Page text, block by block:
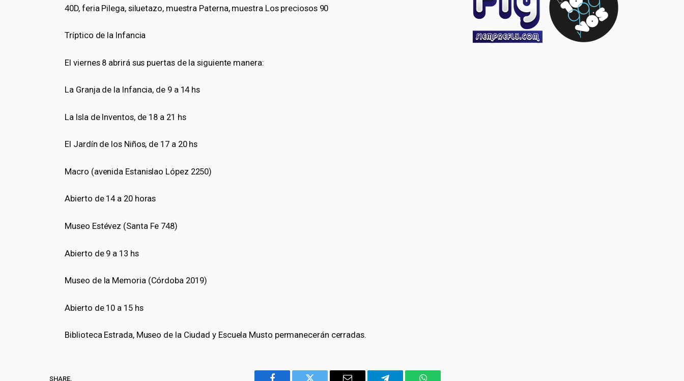
40D, feria Pilega, siluetazo, muestra Paterna, muestra Los preciosos 90
Tríptico de la Infancia
El viernes 8 abrirá sus puertas de la siguiente manera:
La Granja de la Infancia, de 9 a 14 hs
La Isla de Inventos, de 18 a 21 hs
El Jardín de los Niños, de 17 a 20 hs
Macro (avenida Estanislao López 2250)
Abierto de 14 a 20 horas
Museo Estévez (Santa Fe 748)
Abierto de 9 a 13 hs
Museo de la Memoria (Córdoba 2019)
Abierto de 10 a 15 hs
Biblioteca Estrada, Museo de la Ciudad y Escuela Musto permanecerán cerradas.
SHARE.